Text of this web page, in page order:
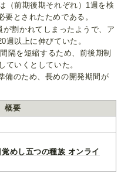
（前期後期それぞれ）1週を検
とされたためである。
が割かれてしまったようで、ア
週以上に伸びていた。
隔を短縮するため、前後期制
ていくとしていた。
備のため、長めの開発期間が
概要
めし五つの種族 オンライ